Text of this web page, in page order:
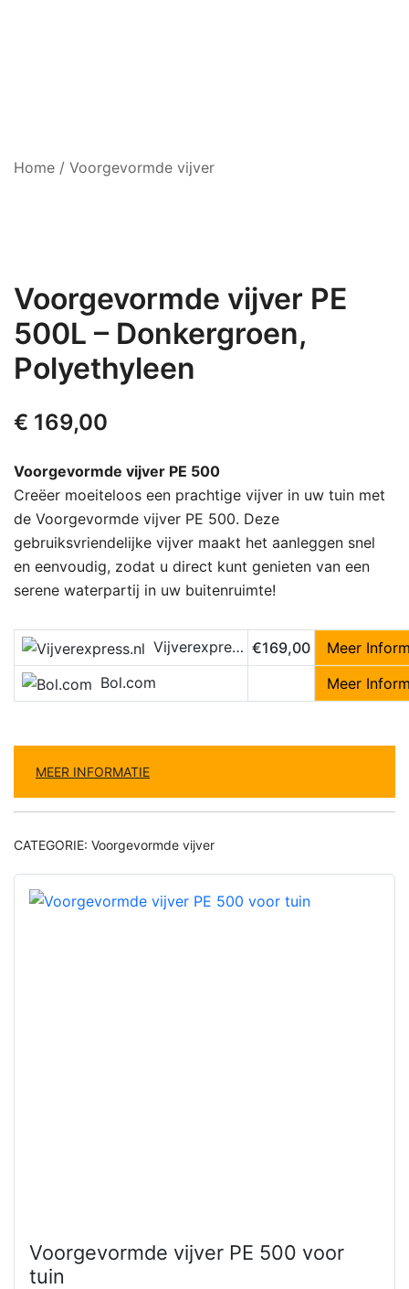
Home / Voorgevormde vijver
Voorgevormde vijver PE
500L – Donkergroen,
Polyethyleen
€ 169,00
Voorgevormde vijver PE 500
Creëer moeiteloos een prachtige vijver in uw tuin met
de Voorgevormde vijver PE 500. Deze
gebruiksvriendelijke vijver maakt het aanleggen snel
en eenvoudig, zodat u direct kunt genieten van een
serene waterpartij in uw buitenruimte!
Vijverexpress.nl €169,00
Meer
Bol.com
Meer
MEER INFORMATIE
CATEGORIE: Voorgevormde vijver
Voorgevormde vijver PE 500 voor
tuin